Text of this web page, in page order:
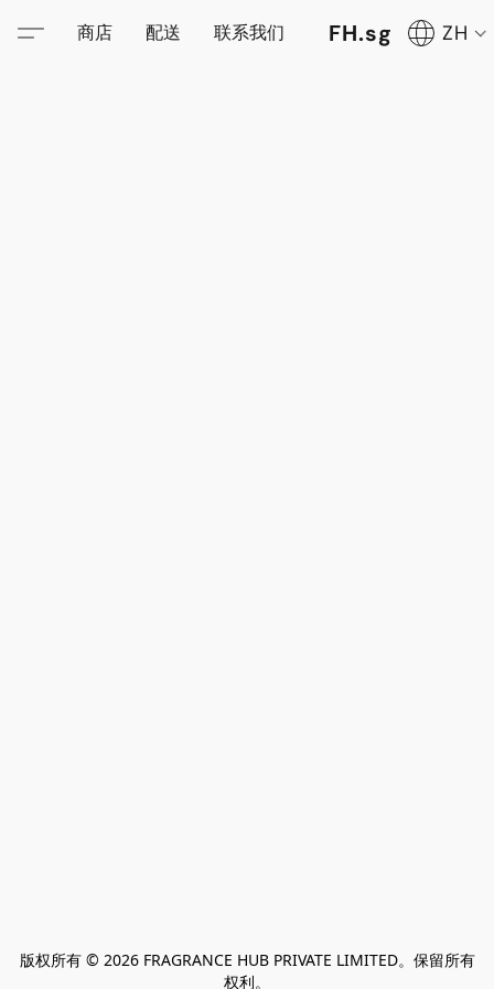
FH.sg
商店 配送 联系我们 ZH
版权所有 © 2026 FRAGRANCE HUB PRIVATE LIMITED。保留所有
权利。